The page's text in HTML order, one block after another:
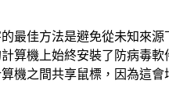
最佳方法是避免從未知來
算機上始終安裝了防病毒
機之間共享鼠標，因為這會